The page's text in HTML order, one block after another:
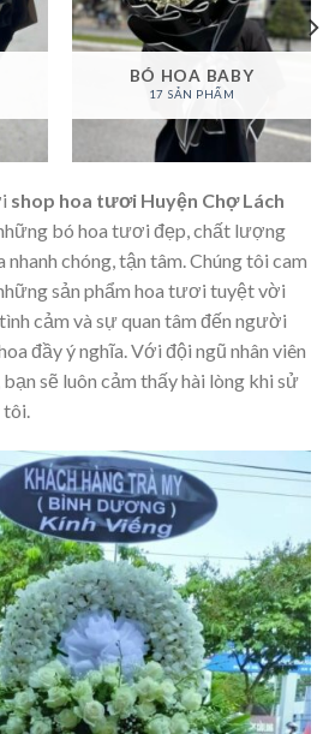
BÓ HOA BABY
17 SẢN PHẨM
shop hoa tươi Huyện Chợ Lách
bó hoa tươi đẹp, chất lượng
chóng, tận tâm. Chúng tôi cam
sản phẩm hoa tươi tuyệt vời
cảm và sự quan tâm đến người
đầy ý nghĩa. Với đội ngũ nhân viên
sẽ luôn cảm thấy hài lòng khi sử
tôi.